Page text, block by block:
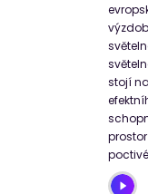
stojí